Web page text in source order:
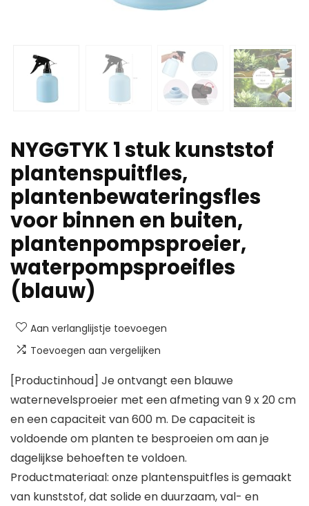
NYGGTYK 1 stuk kunststof
plantenspuitfles,
plantenbewateringsfles
voor binnen en buiten,
plantenpompsproeier,
waterpompsproeifles
(blauw)
Aan verlanglijstje toevoegen
Toevoegen aan vergelijken
[Productinhoud] Je ontvangt een blauwe
waternevelsproeier met een afmeting van 9 x 20 cm
en een capaciteit van 600 m. De capaciteit is
voldoende om planten te besproeien om aan je
dagelijkse behoeften te voldoen.
Productmateriaal: onze plantenspuitfles is gemaakt
van kunststof, dat solide en duurzaam, val- en